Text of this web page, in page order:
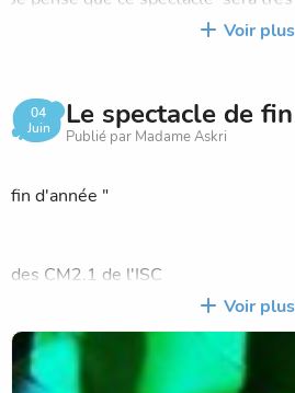
Nous ne vous dirons pas nos rôle
spectacle =)
Selima Ben
Voir plus
04
Juin
Le spectacle de
Publié par Madame Askri
" Le
fin d'année "
La farce
des CM2.1 de l'ISC
Le vendredi 7
salle du 4ème Art de Tunis à partir
Voir plus